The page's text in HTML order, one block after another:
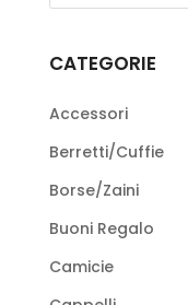
scelte
pagina
del
prodotto
CATEGORIE
Accessori
Berretti/Cuffie
Borse/Zaini
Buoni Regalo
Camicie